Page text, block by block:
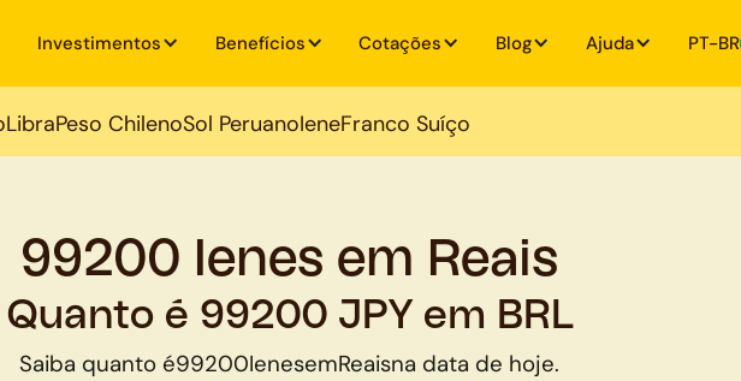
Investimentos Benefícios Cotações Blog Ajuda PT-BR
LibraPeso ChilenoSol PeruanoIeneFranco Suíço
99200 Ienes em Reais
Quanto é 99200 JPY em BRL
Saiba quanto é99200IenesemReaisna data de hoje.